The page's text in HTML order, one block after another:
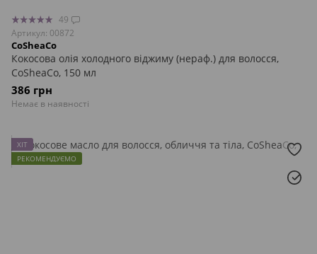
49
Артикул: 00872
CoSheaCo
Кокосова олія холодного віджиму (нераф.) для волосся,
CoSheaCo, 150 мл
386 грн
Немає в наявності
ХІТ
РЕКОМЕНДУЄМО